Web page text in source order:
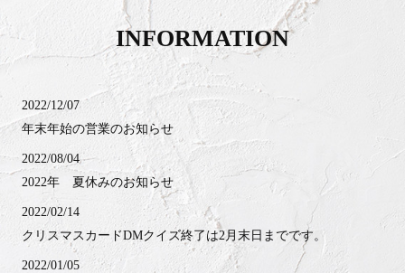
INFORMATION
2022/12/07
年末年始の営業のお知らせ
2022/08/04
2022年 夏休みのお知らせ
2022/02/14
クリスマスカードDMクイズ終了は2月末日までです。
2022/01/05